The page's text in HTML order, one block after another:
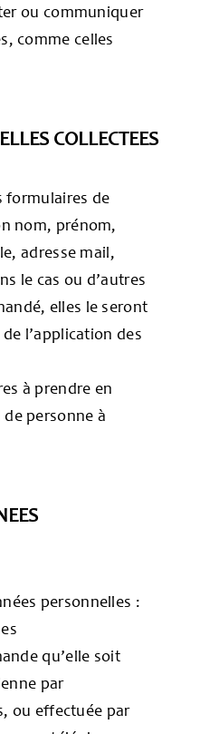
ou communiquer
comme celles
COLLECTEES
formulaires de
nom, prénom,
adresse mail,
le cas ou d’autres
elles le seront
l’application des
à prendre en
personne à
personnelles :
qu’elle soit
par
ou effectuée par